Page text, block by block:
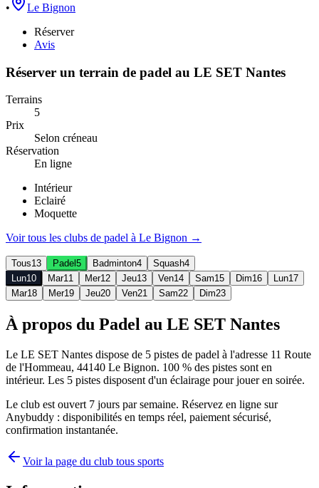
•
Le Bignon
Réserver
Avis
Réserver un terrain de padel au LE SET Nantes
Terrains
5
Prix
Selon créneau
Réservation
En ligne
Intérieur
Eclairé
Moquette
Voir tous les clubs de padel à Le Bignon →
Tous13 Padel 5 Badminton4 Squash4
Lun10 Mar11 Mer12 Jeu13 Ven14 Sam15 Dim16 Lun17
Mar18 Mer19 Jeu20 Ven21 Sam22 Dim23
À propos du Padel au LE SET Nantes
Le LE SET Nantes dispose de 5 pistes de padel à l'adresse 11 Route
de l'Hommeau, 44140 Le Bignon. 100 % des pistes sont en
intérieur. Les 5 pistes disposent d'un éclairage pour jouer en soirée.
Le club est ouvert 7 jours par semaine. Réservez en ligne sur
Anybuddy : disponibilités en temps réel, paiement sécurisé,
confirmation instantanée.
Voir la page du club tous sports